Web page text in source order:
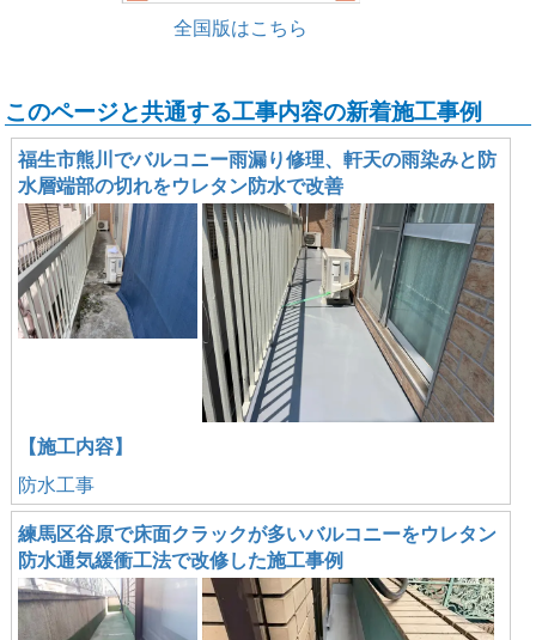
全国版はこちら
このページと共通する工事内容の新着施工事例
福生市熊川でバルコニー雨漏り修理、軒天の雨染みと防
水層端部の切れをウレタン防水で改善
【施工内容】
防水工事
練馬区谷原で床面クラックが多いバルコニーをウレタン
防水通気緩衝工法で改修した施工事例